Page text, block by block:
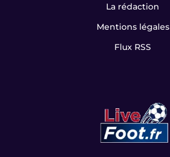
La rédaction
Mentions légales
Flux RSS